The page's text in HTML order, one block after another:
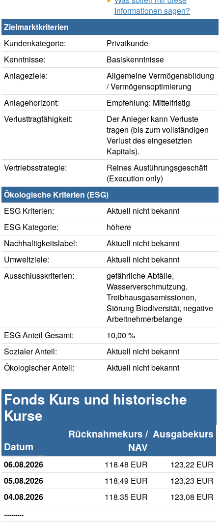
Informationen sagen?
Zielmarktkriterien
Kundenkategorie:
Privatkunde
Kenntnisse:
Basiskenntnisse
Anlageziele:
Allgemeine Vermögensbildung
/ Vermögensoptimierung
Anlagehorizont:
Empfehlung: Mittelfristig
Verlusttragfähigkeit:
Der Anleger kann Verluste
tragen (bis zum vollständigen
Verlust des eingesetzten
Kapitals).
Vertriebsstrategie:
Reines Ausführungsgeschäft
(Execution only)
Ökologische Kriterien (ESG)
ESG Kriterien:
Aktuell nicht bekannt
ESG Kategorie:
höhere
Nachhaltigkeitslabel:
Aktuell nicht bekannt
Umweltziele:
Aktuell nicht bekannt
Ausschlusskriterien:
gefährliche Abfälle,
Wasserverschmutzung,
Treibhausgasemissionen,
Störung Biodiversität, negative
Arbeitnehmerbelange
ESG Anteil Gesamt:
10,00 %
Sozialer Anteil:
Aktuell nicht bekannt
Ökologischer Anteil:
Aktuell nicht bekannt
Fonds Kurs und historische
Kurse
Datum
Rücknahmekurs /
NAV
Ausgabekurs
06.08.2026 118.48 EUR
123,22 EUR
05.08.2026
118.49 EUR
123,23 EUR
04.08.2026
118.35 EUR
123,08 EUR
..........